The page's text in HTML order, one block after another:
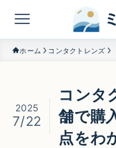
ホーム コンタクトレンズ
コンタ
舗で購
点をわ
2025
7/22